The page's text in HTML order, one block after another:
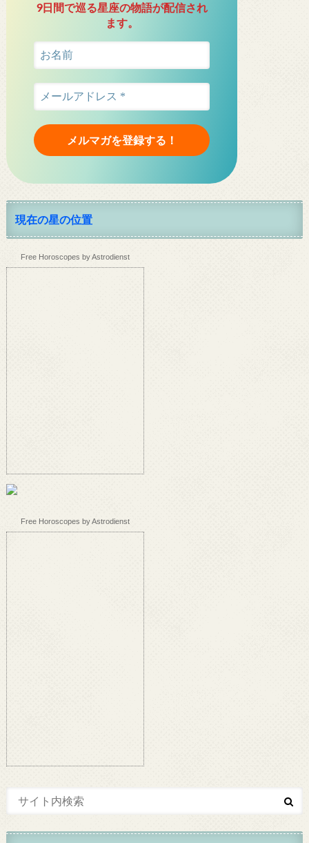
9日間で巡る星座の物語が配信され
ます。
現在の星の位置
Free Horoscopes by Astrodienst
Free Horoscopes by Astrodienst